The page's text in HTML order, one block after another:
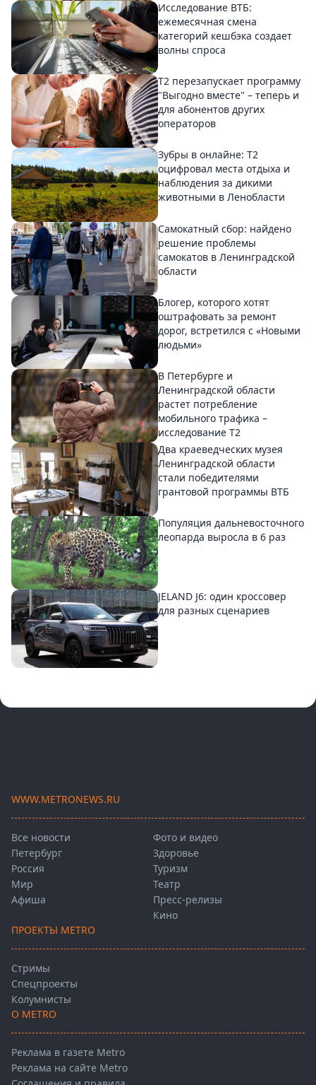
Исследование ВТБ:
ежемесячная смена
категорий кешбэка создает
волны спроса
Т2 перезапускает программу
"Выгодно вместе" – теперь и
для абонентов других
операторов
Зубры в онлайне: Т2
оцифровал места отдыха и
наблюдения за дикими
животными в Ленобласти
Самокатный сбор: найдено
решение проблемы
самокатов в Ленинградской
области
Блогер, которого хотят
оштрафовать за ремонт
дорог, встретился с «Новыми
людьми»
В Петербурге и
Ленинградской области
растет потребление
мобильного трафика –
исследование T2
Два краеведческих музея
Ленинградской области
стали победителями
грантовой программы ВТБ
Популяция дальневосточного
леопарда выросла в 6 раз
JELAND J6: один кроссовер
для разных сценариев
WWW.METRONEWS.RU
Все новости
Петербург
Россия
Мир
Афиша
Фото и видео
Здоровье
Туризм
Театр
Пресс-релизы
Кино
ПРОЕКТЫ METRO
Стримы
Спецпроекты
Колумнисты
О METRO
Реклама в газете Metro
Реклама на сайте Metro